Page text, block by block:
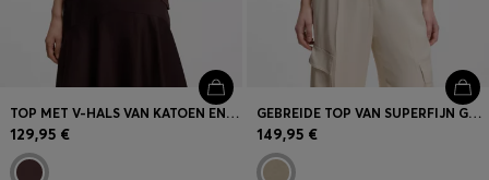
TOP MET V-HALS VAN KATOEN EN LINNEN
129,95 €
GEBREIDE TOP VAN SUPERFIJN GAREN MET HOGE HALS
149,95 €